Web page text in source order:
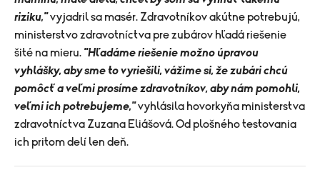
riziku,"vyjadril sa masér. Zdravotníkov akútne potrebujú,
ministerstvo zdravotníctva pre zubárov hľadá riešenie
šité na mieru. "Hľadáme riešenie možno úpravou
vyhlášky, aby sme to vyriešili, vážime si, že zubári chcú
pomôcť a veľmi prosíme zdravotníkov, aby nám pomohli,
veľmi ich potrebujeme,"vyhlásila hovorkyňa ministerstva
zdravotníctva Zuzana Eliášová. Od plošného testovania
ich pritom delí len deň.